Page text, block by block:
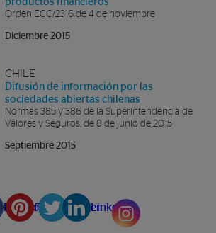
Orden ECC/2316 de 4 de noviembre
Diciembre 2015
CHILE
Difusión de información por las
sociedades abiertas chilenas
Normas 385 y 386 de la Superintendencia de
Valores y Seguros, de 8 de junio de 2015
Septiembre 2015
FacebookPinterestTwitterLinkedin